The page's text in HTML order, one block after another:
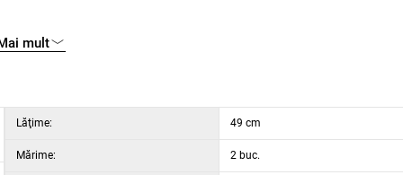
mult
Lăţime: 49 cm
Mărime: 2 buc.